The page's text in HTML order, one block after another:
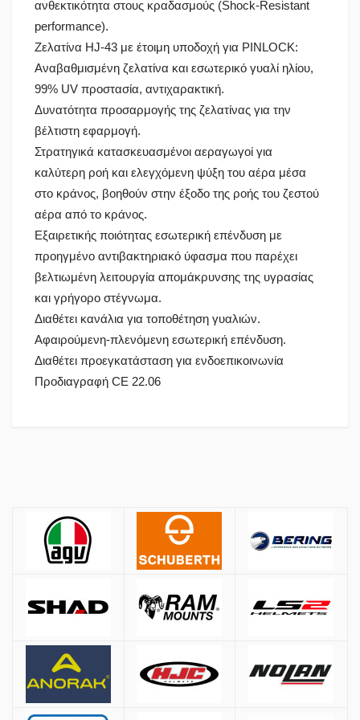
ανθεκτικότητα στους κραδασμούς (Shock-Resistant
performance).
Ζελατίνα HJ-43 με έτοιμη υποδοχή για PINLOCK:
Αναβαθμισμένη ζελατίνα και εσωτερικό γυαλί ηλίου,
99% UV προστασία, αντιχαρακτική.
Δυνατότητα προσαρμογής της ζελατίνας για την
βέλτιστη εφαρμογή.
Στρατηγικά κατασκευασμένοι αεραγωγοί για
καλύτερη ροή και ελεγχόμενη ψύξη του αέρα μέσα
στο κράνος, βοηθούν στην έξοδο της ροής του ζεστού
αέρα από το κράνος.
Εξαιρετικής ποιότητας εσωτερική επένδυση με
προηγμένο αντιβακτηριακό ύφασμα που παρέχει
βελτιωμένη λειτουργία απομάκρυνσης της υγρασίας
και γρήγορο στέγνωμα.
Διαθέτει κανάλια για τοποθέτηση γυαλιών.
Αφαιρούμενη-πλενόμενη εσωτερική επένδυση.
Διαθέτει προεγκατάσταση για ενδοεπικοινωνία
Προδιαγραφή CE 22.06
ΚΡΑΝΗ
Μέγεθος Μέτρηση περιφέρειας κεφαλιού
Αποστολές
Όλες οι αποστολές πραγματοποιούνται μέσω και
Αθήνα:2.90€
Αντικαταβολή: +
1.50€
Δωρεάν μεταφορικά για παραγγελίες άνω των